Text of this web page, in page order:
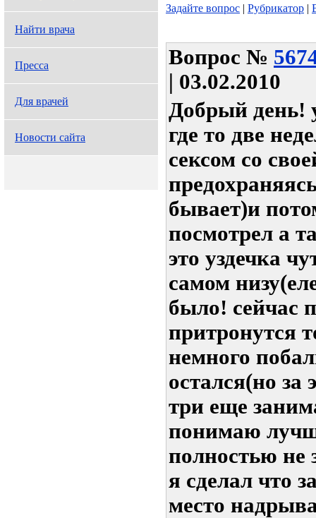
Найти врача
Пресса
Для врачей
Новости сайта
Задайте вопрос | Рубрикатор |
Вопрос №
| 03.02.2010
Добрый день!
где то две
сексом со
бывает)и
посмотрел а
это уздечка
самом
было! сейчас
притронутся
немного
остался(но за
три еще
понимаю
полностью не
я сделал что
место